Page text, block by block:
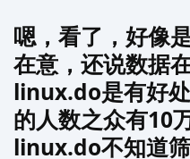
嗯，看了，好像
在意，还说数据
linux.do是有好
的人数之众有10
linux.do不知道